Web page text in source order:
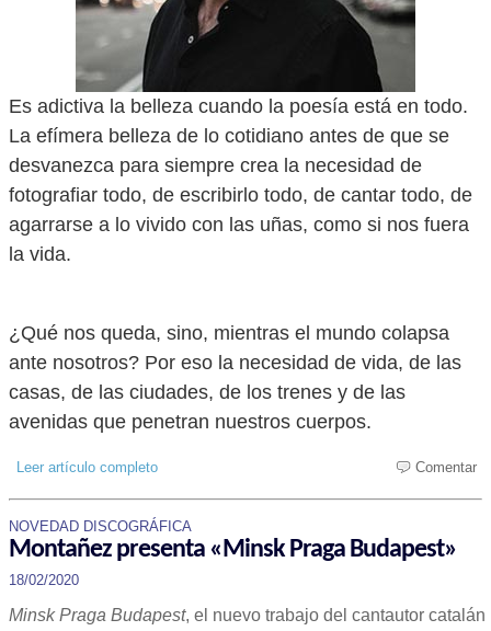
Es adictiva la belleza cuando la poesía está en todo.
La efímera belleza de lo cotidiano antes de que se
desvanezca para siempre crea la necesidad de
fotografiar todo, de escribirlo todo, de cantar todo, de
agarrarse a lo vivido con las uñas, como si nos fuera
la vida.
¿Qué nos queda, sino, mientras el mundo colapsa
ante nosotros? Por eso la necesidad de vida, de las
casas, de las ciudades, de los trenes y de las
avenidas que penetran nuestros cuerpos.
Leer artículo completo Comentar
NOVEDAD DISCOGRÁFICA
Montañez presenta «Minsk Praga Budapest»
18/02/2020
Minsk Praga Budapest, el nuevo trabajo del cantautor catalán